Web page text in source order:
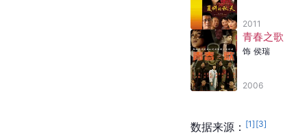
2011
青春之歌
饰 侯瑞
2006
数据来源： [1] [3]